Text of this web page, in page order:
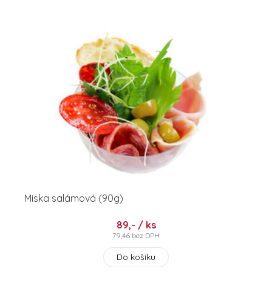
Miska salámová (90g)
89,- / ks
79,46 bez DPH
Do košíku